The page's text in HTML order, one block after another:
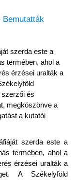
szerda este a
termében, ahol a
érzései uralták a
és
megköszönve a
a kutatói
szerda este a
termében, ahol a
érzései uralták a
A Székelyföld